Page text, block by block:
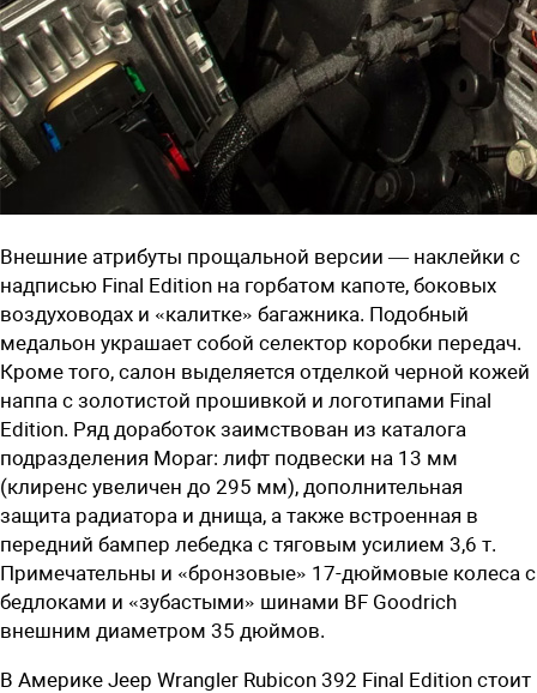
Внешние атрибуты прощальной версии — наклейки с
надписью Final Edition на горбатом капоте, боковых
воздуховодах и «калитке» багажника. Подобный
медальон украшает собой селектор коробки передач.
Кроме того, салон выделяется отделкой черной кожей
наппа с золотистой прошивкой и логотипами Final
Edition. Ряд доработок заимствован из каталога
подразделения Mopar: лифт подвески на 13 мм
(клиренс увеличен до 295 мм), дополнительная
защита радиатора и днища, а также встроенная в
передний бампер лебедка с тяговым усилием 3,6 т.
Примечательны и «бронзовые» 17-дюймовые колеса с
бедлоками и «зубастыми» шинами BF Goodrich
внешним диаметром 35 дюймов.
В Америке Jeep Wrangler Rubicon 392 Final Edition стоит